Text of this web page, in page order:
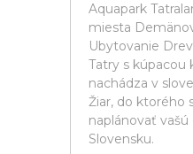
Aquapark
miesta
Ubytovanie
Tatry s kúpacou
nachádza v
Žiar, do ktorého
naplánovať
Slovensku.